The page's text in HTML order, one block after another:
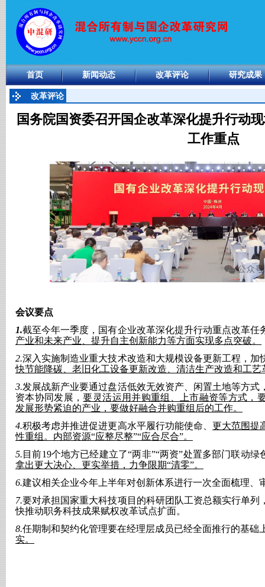
首页 新闻动态 改革评论 研究成果
改革评论
国务院国资委召开国企改革深化提升行动
工作重点
会议要点
1.截至今年一季度，国有企业改革深化提升行动重点改革任
产业和未来产业、提升自主创新能力等方面实现多点突破。
2.深入实施制造业重大技术改造和大规模设备更新工程，加
快节能降碳、老旧化工设备更新改造、清洁生产改造和工艺
3.发展战新产业要通过盘活低效无效资产、闲置土地等方
资本协同发展，要灵活运用并购重组、上市融资等方式，
发展形势紧迫的产业，要做好融合并购重组后的工作。
4.积极考虑并推进促进更高水平履行功能使命、更大范围提
性重组。内部资源“应整尽整”“应合尽合”。
5. 目前19个地方已经建立了“两非”“两资”处置多部门联动绿
拿出更大决心、更实举措，力争限期“清零”。
6.建议相关企业今年上半年对创新体系进行一次全面梳理、
7.要对承担国家重大科技项目的科研团队工资总额实行单
快推动职务科技成果赋权改革试点扩面。
8.任期制和契约化管理要在经理层成员已经全面推行的基础
实。